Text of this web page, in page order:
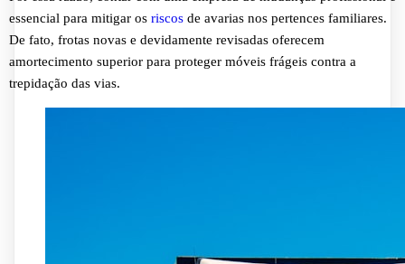
essencial para mitigar os riscos de avarias nos pertences familiares.
De fato, frotas novas e devidamente revisadas oferecem
amortecimento superior para proteger móveis frágeis contra a
trepidação das vias.